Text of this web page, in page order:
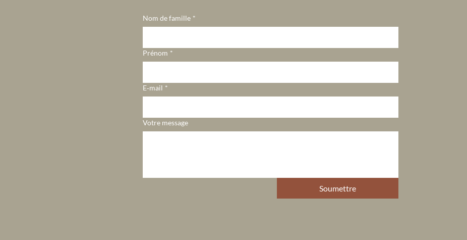
Nom de famille *
Prénom *
E‑mail *
Votre message
Soumettre